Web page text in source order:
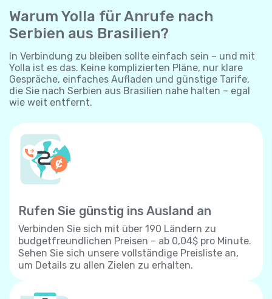
Warum Yolla für Anrufe nach
Serbien aus Brasilien?
In Verbindung zu bleiben sollte einfach sein – und mit
Yolla ist es das. Keine komplizierten Pläne, nur klare
Gespräche, einfaches Aufladen und günstige Tarife,
die Sie nach Serbien aus Brasilien nahe halten – egal
wie weit entfernt.
Rufen Sie günstig ins Ausland an
Verbinden Sie sich mit über 190 Ländern zu
budgetfreundlichen Preisen – ab 0,04$ pro Minute.
Sehen Sie sich unsere vollständige Preisliste an,
um Details zu allen Zielen zu erhalten.